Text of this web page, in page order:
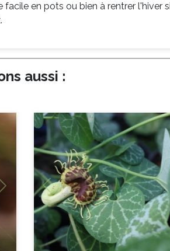
facile en pots ou bien à rentrer
aussi :
Next Previous